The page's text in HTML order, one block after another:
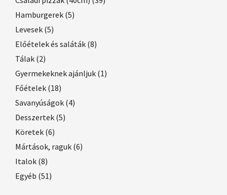
Hamburgerek (5)
Levesek (5)
Előételek és saláták (8)
Tálak (2)
Gyermekeknek ajánljuk (1)
Főételek (18)
Savanyúságok (4)
Desszertek (5)
Köretek (6)
Mártások, raguk (6)
Italok (8)
Egyéb (51)